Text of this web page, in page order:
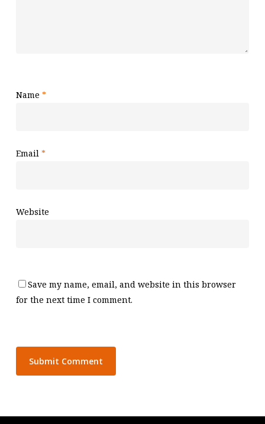
Name *
Email *
Website
Save my name, email, and website in this browser
for the next time I comment.